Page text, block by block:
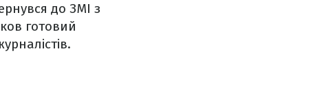
до ЗМІ з
готовий